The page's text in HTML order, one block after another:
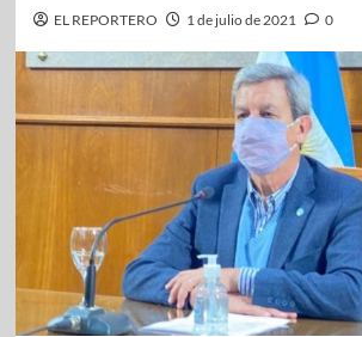
EL REPORTERO 1 de julio de 2021 0